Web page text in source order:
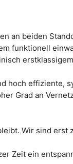
an beiden
funktionell
hoch effiziente,
Grad an
Wir sind erst
Zeit ein